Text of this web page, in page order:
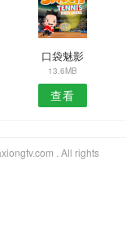
口袋魅影
13.6MB
查看
. All rights